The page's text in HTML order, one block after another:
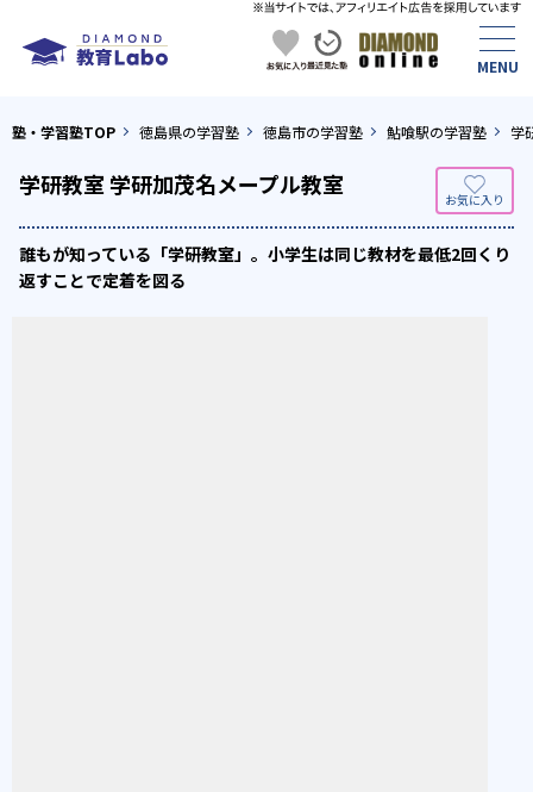
塾・学習塾TOP 徳島県の学習塾 徳島市の学習塾 鮎喰駅の学習塾 学
学研教室 学研加茂名メープル教室
誰もが知っている「学研教室」。小学生は同じ教材を最低2回くり
返すことで定着を図る